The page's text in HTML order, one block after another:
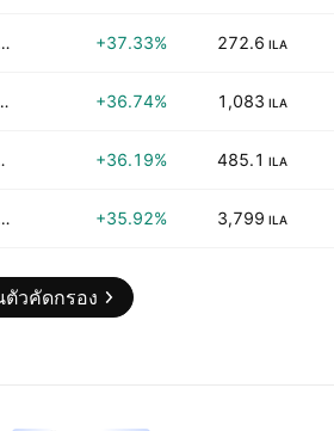
Ltd +37.33% 272.6 ILA
1 Ltd. +36.74% 1,083 ILA
Ltd. +36.19% 485.1 ILA
Ltd. +35.92% 3,799 ILA
ตัวคัดกรอง